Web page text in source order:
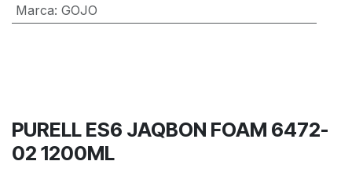
Marca: GOJO
PURELL ES6 JAQBON FOAM 6472-
02 1200ML